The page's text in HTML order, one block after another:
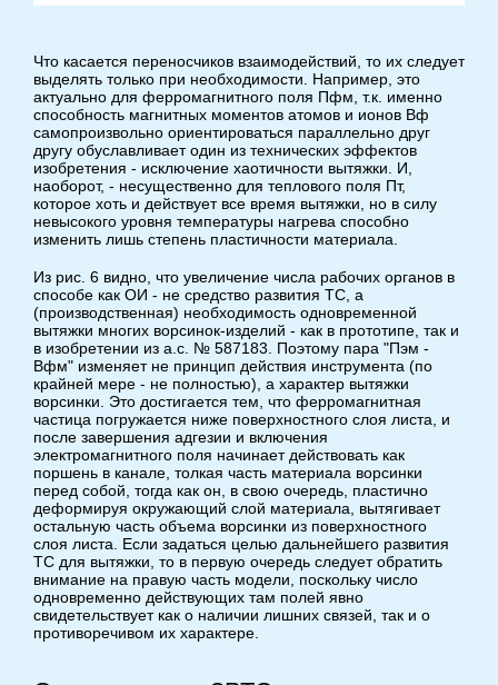
Что касается переносчиков взаимодействий, то их следует
выделять только при необходимости. Например, это
актуально для ферромагнитного поля Пфм, т.к. именно
способность магнитных моментов атомов и ионов Вф
самопроизвольно ориентироваться параллельно друг
другу обуславливает один из технических эффектов
изобретения - исключение хаотичности вытяжки. И,
наоборот, - несущественно для теплового поля Пт,
которое хоть и действует все время вытяжки, но в силу
невысокого уровня температуры нагрева способно
изменить лишь степень пластичности материала.
Из рис. 6 видно, что увеличение числа рабочих органов в
способе как ОИ - не средство развития ТС, а
(производственная) необходимость одновременной
вытяжки многих ворсинок-изделий - как в прототипе, так и
в изобретении из а.с. № 587183. Поэтому пара "Пэм -
Вфм" изменяет не принцип действия инструмента (по
крайней мере - не полностью), а характер вытяжки
ворсинки. Это достигается тем, что ферромагнитная
частица погружается ниже поверхностного слоя листа, и
после завершения адгезии и включения
электромагнитного поля начинает действовать как
поршень в канале, толкая часть материала ворсинки
перед собой, тогда как он, в свою очередь, пластично
деформируя окружающий слой материала, вытягивает
остальную часть объема ворсинки из поверхностного
слоя листа. Если задаться целью дальнейшего развития
ТС для вытяжки, то в первую очередь следует обратить
внимание на правую часть модели, поскольку число
одновременно действующих там полей явно
свидетельствует как о наличии лишних связей, так и о
противоречивом их характере.